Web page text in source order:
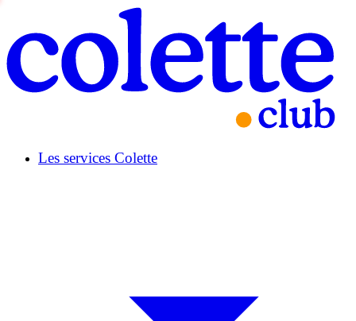
Les services Colette